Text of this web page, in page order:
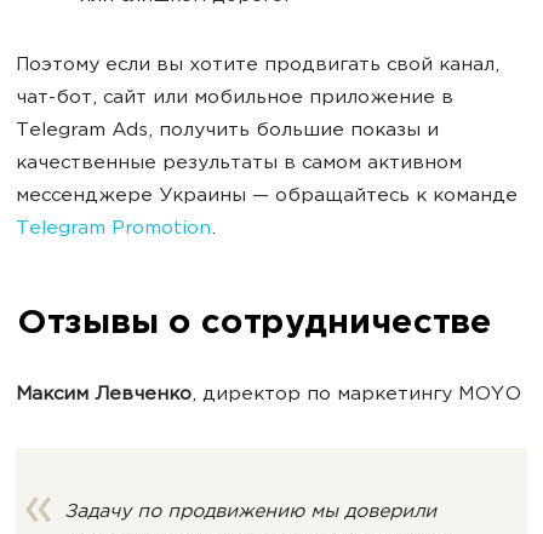
Поэтому если вы хотите продвигать свой канал,
чат-бот, сайт или мобильное приложение в
Telegram Ads, получить большие показы и
качественные результаты в самом активном
мессенджере Украины — обращайтесь к команде
Telegram Promotion.
Отзывы о сотрудничестве
Максим Левченко, директор по маркетингу MOYO
Задачу по продвижению мы доверили